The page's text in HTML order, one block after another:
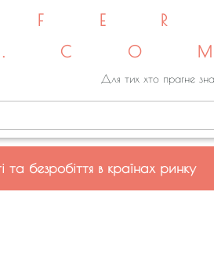
Для тих хто прагне
та безробіття в країнах ринку